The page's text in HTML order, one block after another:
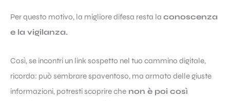
Per questo motivo, la migliore difesa resta la conoscenza
e la vigilanza.
Così, se incontri un link sospetto nel tuo cammino digitale,
ricorda: può sembrare spaventoso, ma armato delle giuste
informazioni, potresti scoprire che non è poi così